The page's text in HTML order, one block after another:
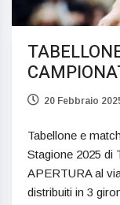
20 Febbraio
Tabellone e
Stagione 2025 di
APERTURA al
distribuiti in 3